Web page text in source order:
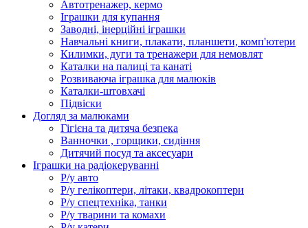
Автотренажер, кермо
Іграшки для купання
Заводні, інерційні іграшки
Навчальні книги, плакати, планшети, комп'ютери
Килимки, дуги та тренажери для немовлят
Каталки на палиці та канаті
Розвиваюча іграшка для малюків
Каталки-штовхачі
Підвіски
Догляд за малюками
Гігієна та дитяча безпека
Ванночки , горщики, сидіння
Дитячий посуд та аксесуари
Іграшки на радіокеруванні
Р/у авто
Р/у гелікоптери, літаки, квадрокоптери
Р/у спецтехніка, танки
Р/у тварини та комахи